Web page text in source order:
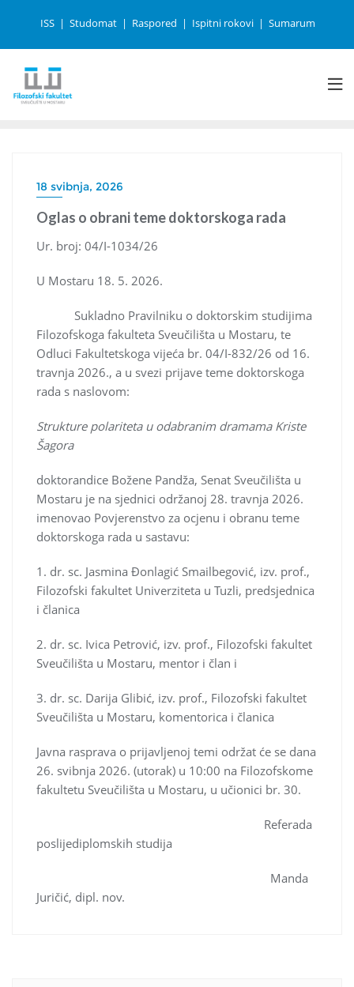
ISS Studomat Raspored Ispitni rokovi Sumarum
18 svibnja, 2026
Oglas o obrani teme doktorskoga rada
Ur. broj: 04/I-1034/26
U Mostaru 18. 5. 2026.
Sukladno Pravilniku o doktorskim studijima
Filozofskoga fakulteta Sveučilišta u Mostaru, te
Odluci Fakultetskoga vijeća br. 04/I-832/26 od 16.
travnja 2026., a u svezi prijave teme doktorskoga
rada s naslovom:
Strukture polariteta u odabranim dramama Kriste
Šagora
doktorandice Božene Pandža, Senat Sveučilišta u
Mostaru je na sjednici održanoj 28. travnja 2026.
imenovao Povjerenstvo za ocjenu i obranu teme
doktorskoga rada u sastavu:
1. dr. sc. Jasmina Đonlagić Smailbegović, izv. prof.,
Filozofski fakultet Univerziteta u Tuzli, predsjednica
i članica
2. dr. sc. Ivica Petrović, izv. prof., Filozofski fakultet
Sveučilišta u Mostaru, mentor i član i
3. dr. sc. Darija Glibić, izv. prof., Filozofski fakultet
Sveučilišta u Mostaru, komentorica i članica
Javna rasprava o prijavljenoj temi održat će se dana
26. svibnja 2026. (utorak) u 10:00 na Filozofskome
fakultetu Sveučilišta u Mostaru, u učionici br. 30.
Referada
poslijediplomskih studija
Manda
Juričić, dipl. nov.